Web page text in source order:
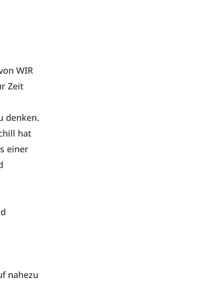
WIR
Zeit
denken.
hat
einer
nahezu